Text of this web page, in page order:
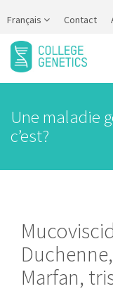
Français Contact
Une maladie
c’est?
Marfan,